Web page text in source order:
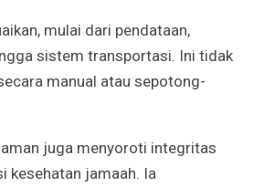
mulai dari pendataan,
sistem transportasi. Ini tidak
manual atau sepotong-
juga menyoroti integritas
kesehatan jamaah. Ia